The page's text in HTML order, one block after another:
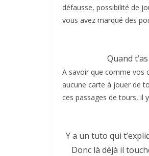
défausse, possibilité de
vous avez marqué des
Quand
A savoir que comme vos
aucune carte à jouer de
ces passages de tours, il
Y a un tuto qui
Donc là déjà il